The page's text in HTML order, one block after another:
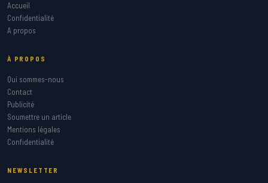
Accueil
Confidentialité
A propos
À PROPOS
Qui sommes-nous
Contact
Publicité
Soumettre un article
Mentions légales
Confidentialité
NEWSLETTER